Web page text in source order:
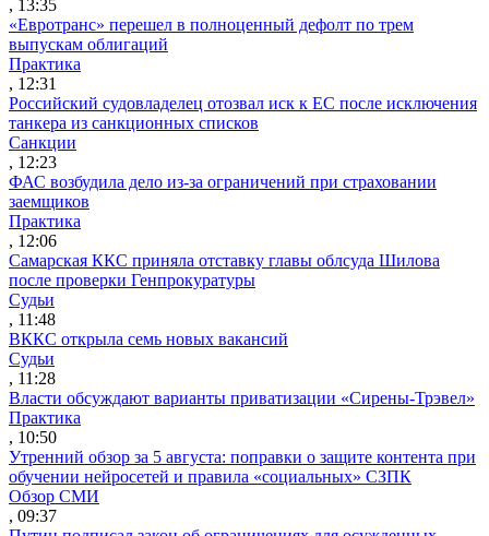
, 13:35
«Евротранс» перешел в полноценный дефолт по трем
выпускам облигаций
Практика
, 12:31
Российский судовладелец отозвал иск к ЕС после исключения
танкера из санкционных списков
Санкции
, 12:23
ФАС возбудила дело из-за ограничений при страховании
заемщиков
Практика
, 12:06
Самарская ККС приняла отставку главы облсуда Шилова
после проверки Генпрокуратуры
Судьи
, 11:48
ВККС открыла семь новых вакансий
Судьи
, 11:28
Власти обсуждают варианты приватизации «Сирены-Трэвел»
Практика
, 10:50
Утренний обзор за 5 августа: поправки о защите контента при
обучении нейросетей и правила «социальных» СЗПК
Обзор СМИ
, 09:37